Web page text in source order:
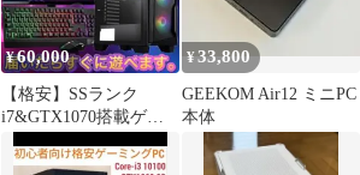
¥60,000
【格安】SSランク
i7&GTX1070搭載ゲー
¥33,800
GEEKOM Air12 ミニPC
本体